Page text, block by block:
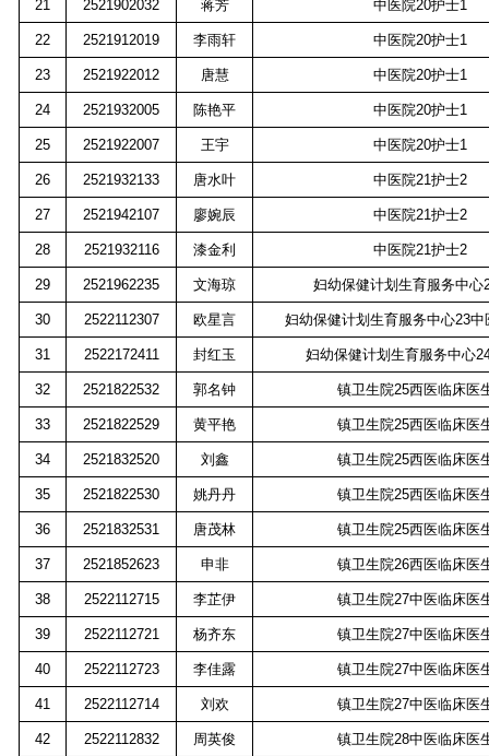
21 2521902032 蒋芳 中医院20护士1
22 2521912019 李雨轩 中医院20护士1
23 2521922012 唐慧 中医院20护士1
24 2521932005 陈艳平 中医院20护士1
25 2521922007 王宇 中医院20护士1
26 2521932133 唐水叶 中医院21护士2
27 2521942107 廖婉辰 中医院21护士2
28 2521932116 漆金利 中医院21护士2
29 2521962235 文海琼 妇幼保健计划生育服务中心
30 2522112307 欧星言 妇幼保健计划生育服务中心23中
31 2522172411 封红玉 妇幼保健计划生育服务中心
32 2521822532 郭名钟 镇卫生院25西医临床医
33 2521822529 黄平艳 镇卫生院25西医临床医
34 2521832520 刘鑫 镇卫生院25西医临床医
35 2521822530 姚丹丹 镇卫生院25西医临床医
36 2521832531 唐茂林 镇卫生院25西医临床医
37 2521852623 申非 镇卫生院26西医临床医
38 2522112715 李芷伊 镇卫生院27中医临床医
39 2522112721 杨齐东 镇卫生院27中医临床医
40 2522112723 李佳露 镇卫生院27中医临床医
41 2522112714 刘欢 镇卫生院27中医临床医
42 2522112832 周英俊 镇卫生院28中医临床医